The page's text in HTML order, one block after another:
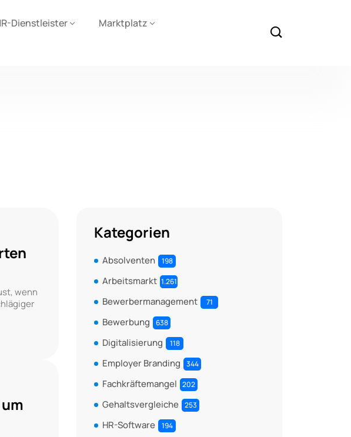
Dienstleister
Marktplatz
wenn
Kategorien
Absolventen 198
Arbeitsmarkt 1.261
Bewerbermanagement 71
Bewerbung 638
Digitalisierung 118
Employer Branding 344
Fachkräftemangel 202
Gehaltsvergleiche 253
HR-Software 194